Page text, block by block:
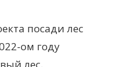
посади лес
ом году
лес.